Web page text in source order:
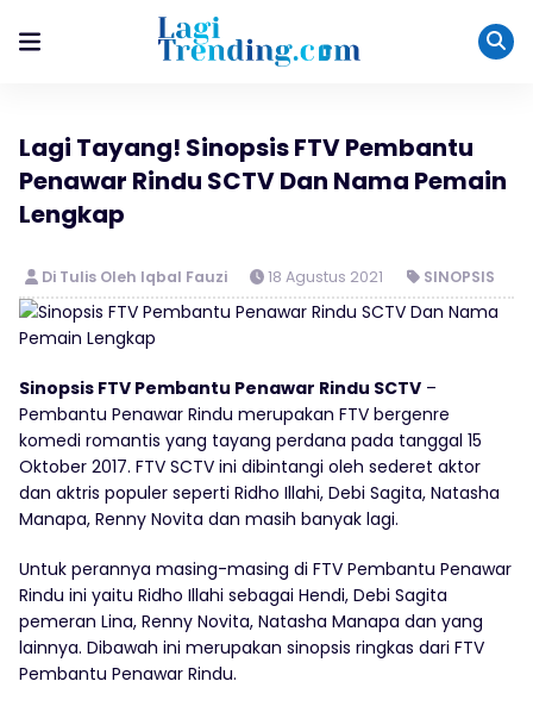
Lagi Tayang! Sinopsis FTV Pembantu
Penawar Rindu SCTV Dan Nama Pemain
Lengkap
Di Tulis Oleh Iqbal Fauzi 18 Agustus 2021 SINOPSIS
Sinopsis FTV Pembantu Penawar Rindu SCTV –
Pembantu Penawar Rindu merupakan FTV bergenre
komedi romantis yang tayang perdana pada tanggal 15
Oktober 2017. FTV SCTV ini dibintangi oleh sederet aktor
dan aktris populer seperti Ridho Illahi, Debi Sagita, Natasha
Manapa, Renny Novita dan masih banyak lagi.
Untuk perannya masing-masing di FTV Pembantu Penawar
Rindu ini yaitu Ridho Illahi sebagai Hendi, Debi Sagita
pemeran Lina, Renny Novita, Natasha Manapa dan yang
lainnya. Dibawah ini merupakan sinopsis ringkas dari FTV
Pembantu Penawar Rindu.